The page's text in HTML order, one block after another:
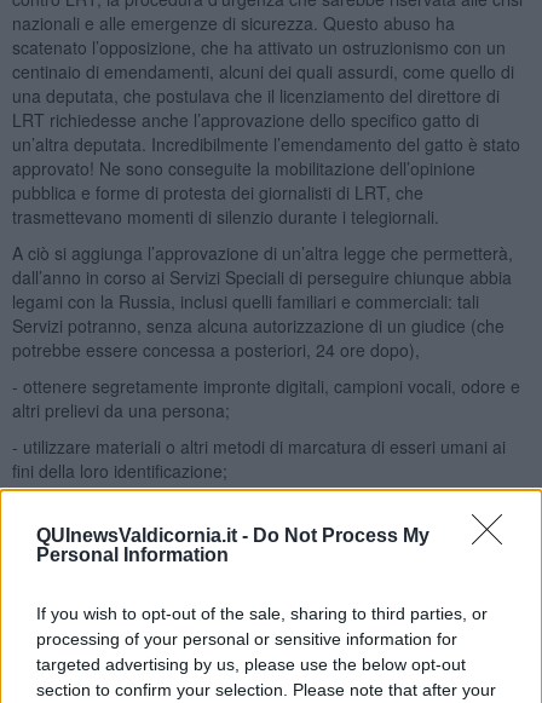
QUInewsValdicornia.it - Do Not Process My
Personal Information
If you wish to opt-out of the sale, sharing to third parties, or
processing of your personal or sensitive information for
targeted advertising by us, please use the below opt-out
section to confirm your selection. Please note that after your
nazionali e alle emergenze di sicurezza. Questo abuso ha
scatenato l’opposizione, che ha attivato un ostruzionismo con un
centinaio di emendamenti, alcuni dei quali assurdi, come quello di
una deputata, che postulava che il licenziamento del direttore di
LRT richiedesse anche l’approvazione dello specifico gatto di
un’altra deputata. Incredibilmente l’emendamento del gatto è stato
approvato! Ne sono conseguite la mobilitazione dell’opinione
pubblica e forme di protesta dei giornalisti di LRT, che
trasmettevano momenti di silenzio durante i telegiornali.
A ciò si aggiunga l’approvazione di un’altra legge che permetterà,
dall’anno in corso ai Servizi Speciali di perseguire chiunque abbia
legami con la Russia, inclusi quelli familiari e commerciali: tali
Servizi potranno, senza alcuna autorizzazione di un giudice (che
potrebbe essere concessa a posteriori, 24 ore dopo),
- ottenere segretamente impronte digitali, campioni vocali, odore e
altri prelievi da una persona;
- utilizzare materiali o altri metodi di marcatura di esseri umani ai
fini della loro identificazione;
oltre alle armi d’ordinanza.
Ciò conferma che lo stato di guerra cronico logora … e non solo
Analizzerò la prossima volta altre forme diPanopticon digitale.
Adolfo Santoro